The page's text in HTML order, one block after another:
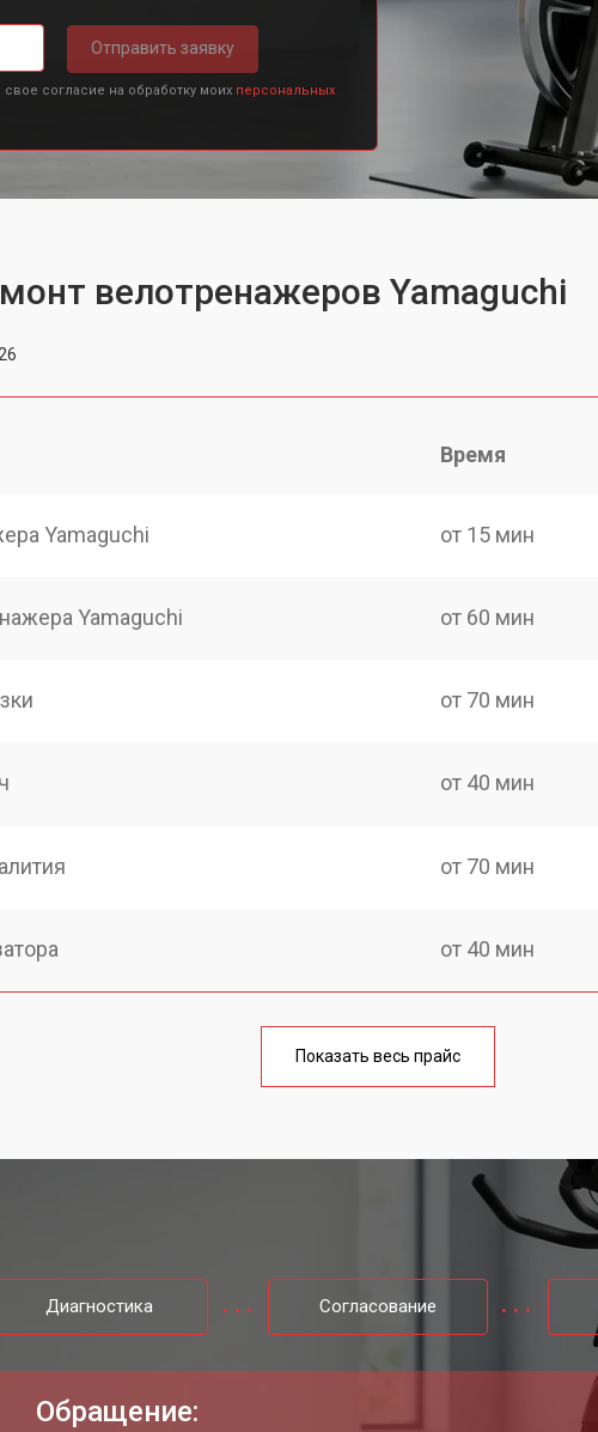
Отправить заявку
согласие на обработку моих персональных
велотренажеров Yamaguchi
Время
Yamaguchi от 15 мин
Yamaguchi от 60 мин
от 70 мин
от 40 мин
от 70 мин
от 40 мин
от 60 мин
от 60 мин
Yamaguchi от 40 мин
Показать весь прайс
Диагностика Согласование
Обращение: